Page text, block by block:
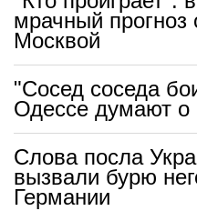
мрачный прогноз
Москвой
"Сосед соседа
Одессе думают о
Слова посла
вызвали бурю
Германии